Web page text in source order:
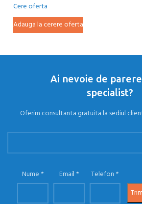
Cere oferta
Adauga la cerere oferta
Ai nevoie de
specialist?
Oferim consultanta gratuita la sediul
Nume Email Telefon